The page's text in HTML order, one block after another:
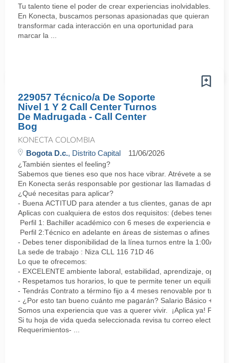
Tu talento tiene el poder de crear experiencias inolvidables.
En Konecta, buscamos personas apasionadas que quieran
transformar cada interacción en una oportunidad para
marcar la ...
229057 Técnico/a De Soporte
Nivel 1 Y 2 Call Center Turnos
De Madrugada - Call Center
Bog
KONECTA COLOMBIA
Bogota D.c., Distrito Capital 11/06/2026
¿También sientes el feeling?
Sabemos que tienes eso que nos hace vibrar. Atrévete a ser
En Konecta serás responsable por gestionar las llamadas de
¿Qué necesitas para aplicar?
- Buena ACTITUD para atender a tus clientes, ganas de
Aplicas con cualquiera de estos dos requisitos: (debes tener
Perfil 1: Bachiller académico con 6 meses de experiencia en
Perfil 2:Técnico en adelante en áreas de sistemas o afines
- Debes tener disponibilidad de la línea turnos entre la 1:00AM
La sede de trabajo : Niza CLL 116 71D 46
Lo que te ofrecemos:
- EXCELENTE ambiente laboral, estabilidad, aprendizaje,
- Respetamos tus horarios, lo que te permite tener un equilibrio
- Tendrás Contrato a término fijo a 4 meses renovable por tu
- ¿Por esto tan bueno cuánto me pagarán? Salario Básico +
Somos una experiencia que vas a querer vivir. ¡Aplica ya!
Si tu hoja de vida queda seleccionada revisa tu correo
Requerimientos- ...